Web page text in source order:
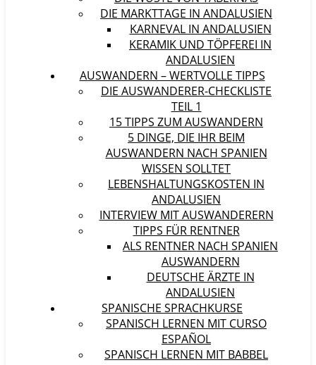
DIE MARKTTAGE IN ANDALUSIEN
KARNEVAL IN ANDALUSIEN
KERAMIK UND TÖPFEREI IN
ANDALUSIEN
AUSWANDERN – WERTVOLLE TIPPS
DIE AUSWANDERER-CHECKLISTE
TEIL 1
15 TIPPS ZUM AUSWANDERN
5 DINGE, DIE IHR BEIM
AUSWANDERN NACH SPANIEN
WISSEN SOLLTET
LEBENSHALTUNGSKOSTEN IN
ANDALUSIEN
INTERVIEW MIT AUSWANDERERN
TIPPS FÜR RENTNER
ALS RENTNER NACH SPANIEN
AUSWANDERN
DEUTSCHE ÄRZTE IN
ANDALUSIEN
SPANISCHE SPRACHKURSE
SPANISCH LERNEN MIT CURSO
ESPAÑOL
SPANISCH LERNEN MIT BABBEL